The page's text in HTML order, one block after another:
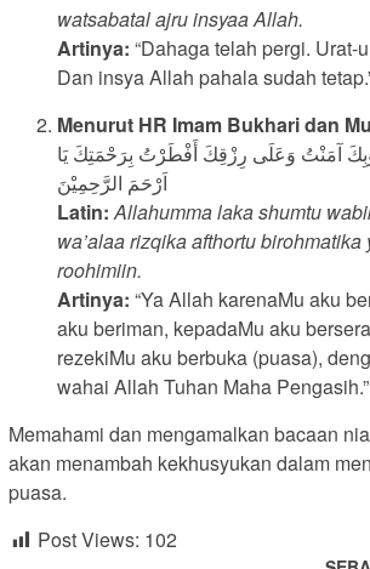
watsabatal ajru insyaa Allah.
Artinya: “Dahaga telah pergi. Urat-
Dan insya Allah pahala sudah
Menurut HR Imam Bukhari dan
آمَنْتُ وَعَلَى رِزْقِكَ أَفْطَرْتُ بِرَحْمَتِكَ يَا
اَرْحَمَ الرَّحِمِيْنَ
Latin: Allahumma laka shumtu
wa’alaa rizqika afthortu birohmatika
roohimiin.
Artinya: “Ya Allah karenaMu aku
aku beriman, kepadaMu aku
rezekiMu aku berbuka (puasa),
wahai Allah Tuhan Maha Pengasih.”
Memahami dan mengamalkan bacaan
akan menambah kekhusyukan dalam
puasa.
Post Views: 102